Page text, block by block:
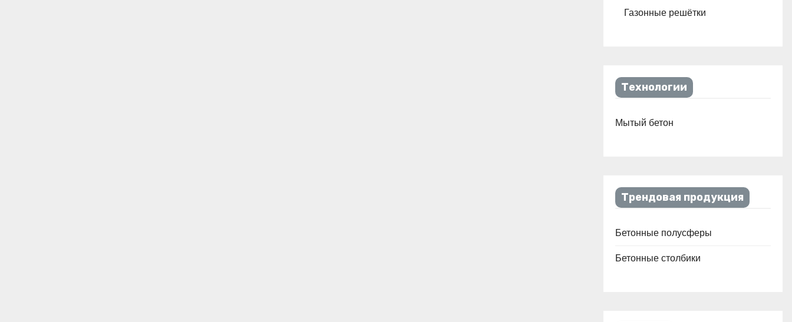
Газонные решётки
Технологии
Мытый бетон
Трендовая продукция
Бетонные полусферы
Бетонные столбики